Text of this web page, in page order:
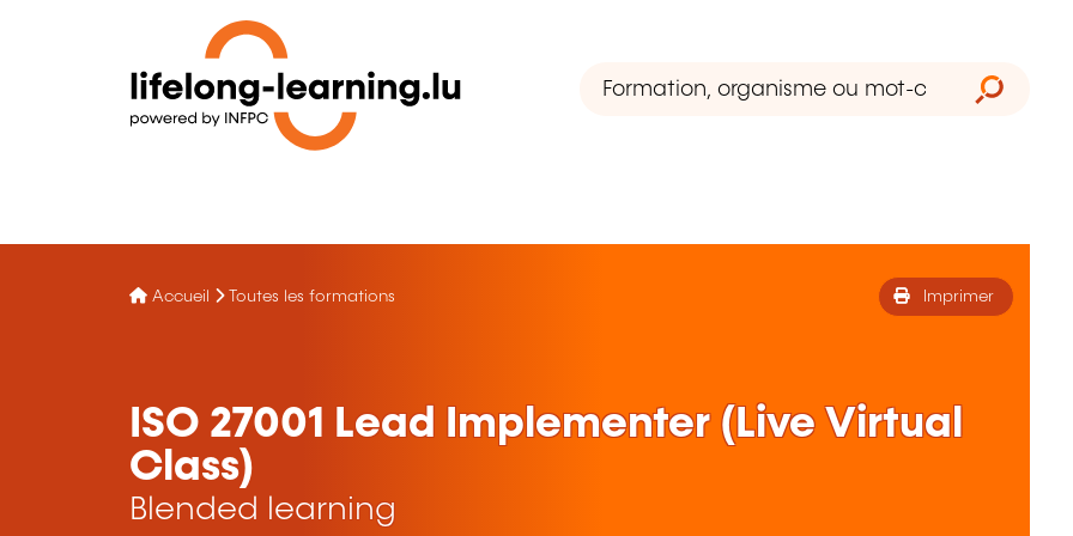
Accueil Toutes les formations Imprimer
ISO 27001 Lead Implementer (Live Virtual
Class)
Blended learning